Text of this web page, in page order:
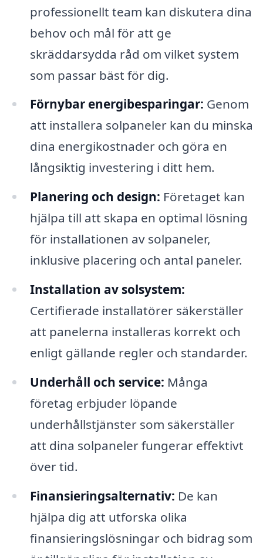
professionellt team kan diskutera dina
behov och mål för att ge
skräddarsydda råd om vilket system
som passar bäst för dig.
Förnybar energibesparingar: Genom
att installera solpaneler kan du minska
dina energikostnader och göra en
långsiktig investering i ditt hem.
Planering och design: Företaget kan
hjälpa till att skapa en optimal lösning
för installationen av solpaneler,
inklusive placering och antal paneler.
Installation av solsystem:
Certifierade installatörer säkerställer
att panelerna installeras korrekt och
enligt gällande regler och standarder.
Underhåll och service: Många
företag erbjuder löpande
underhållstjänster som säkerställer
att dina solpaneler fungerar effektivt
över tid.
Finansieringsalternativ: De kan
hjälpa dig att utforska olika
finansieringslösningar och bidrag som